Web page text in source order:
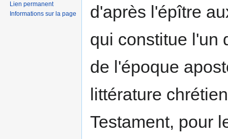
d'après l'épître
qui constitue l'un
de l'époque
littérature
Testament, pour
Lien permanent
Informations sur la page